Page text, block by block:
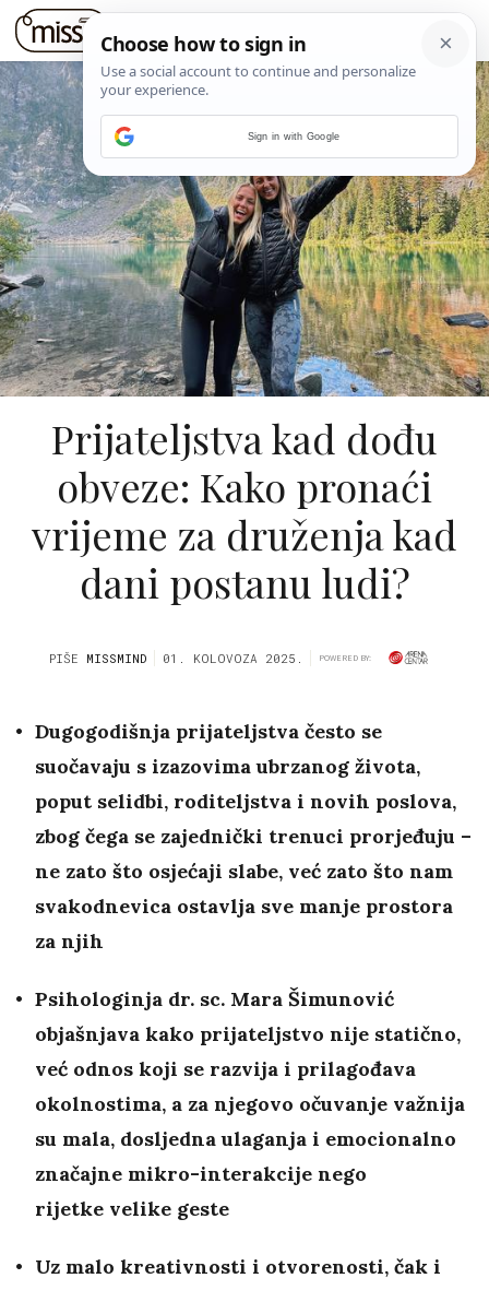
Prijateljstva kad dođu
obveze: Kako pronaći
vrijeme za druženja kad
dani postanu ludi?
PIŠE MISSMIND 01. KOLOVOZA 2025. POWERED BY:
Dugogodišnja prijateljstva često se
suočavaju s izazovima ubrzanog života,
poput selidbi, roditeljstva i novih poslova,
zbog čega se zajednički trenuci prorjeđuju –
ne zato što osjećaji slabe, već zato što nam
svakodnevica ostavlja sve manje prostora
za njih
Psihologinja dr. sc. Mara Šimunović
objašnjava kako prijateljstvo nije statično,
već odnos koji se razvija i prilagođava
okolnostima, a za njegovo očuvanje važnija
su mala, dosljedna ulaganja i emocionalno
značajne mikro-interakcije nego
rijetke velike geste
Uz malo kreativnosti i otvorenosti, čak i
Sign in with Google